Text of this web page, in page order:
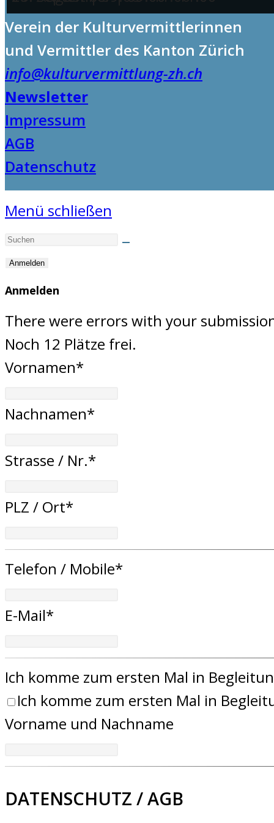
Verein der Kulturvermittlerinnen
und Vermittler des Kanton Zürich
info@kulturvermittlung-zh.ch
Newsletter
Impressum
AGB
Datenschutz
Menü schließen
Anmelden
Anmelden
There were errors with your
Noch 12 Plätze frei.
Vornamen*
Nachnamen*
Strasse / Nr.*
PLZ / Ort*
Telefon / Mobile*
E-Mail*
Ich komme zum ersten Mal in
Ich komme zum ersten Mal in
Vorname und Nachname
DATENSCHUTZ / AGB